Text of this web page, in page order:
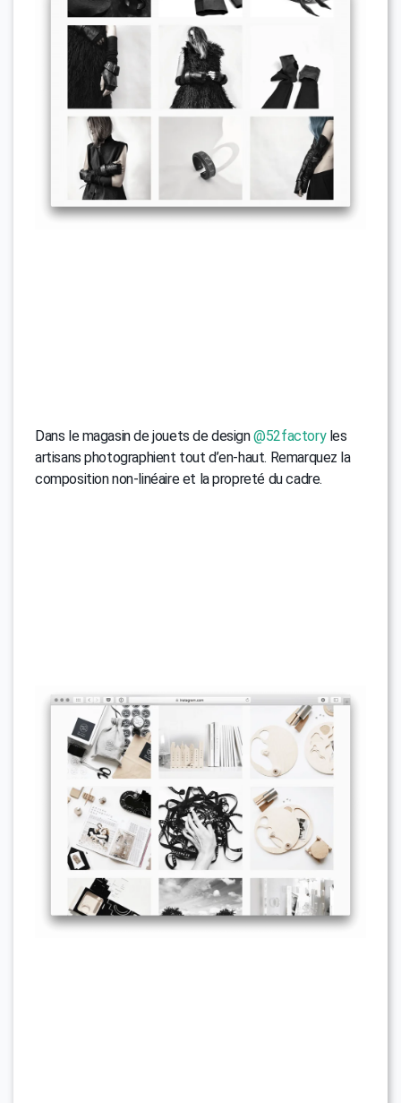
Dans le magasin de jouets de design@52factoryles
artisans photographient tout d’en-haut. Remarquez la
composition non-linéaire et la propreté du cadre.